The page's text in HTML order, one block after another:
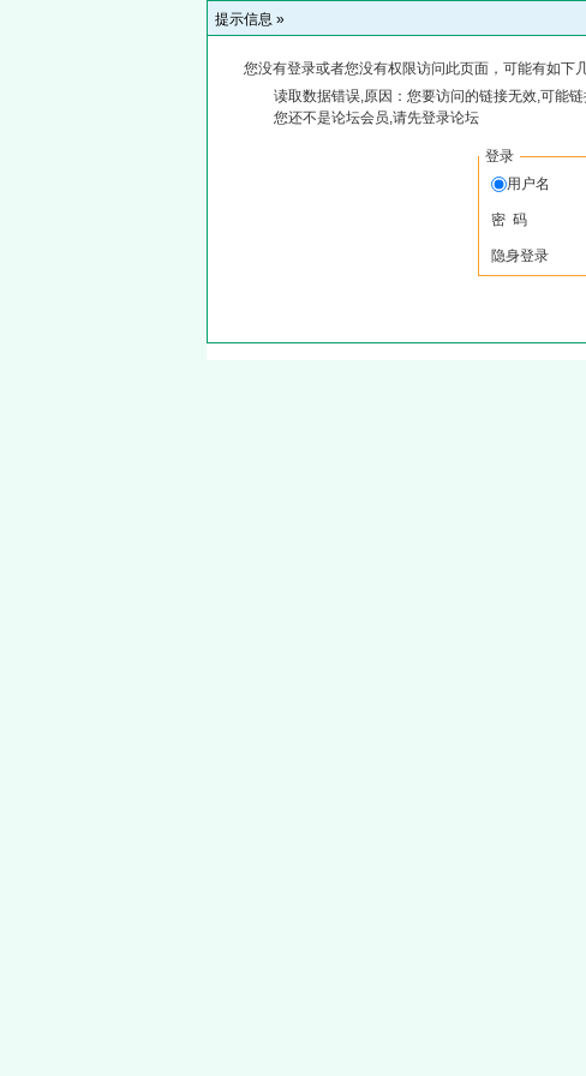
提示信息 »
您没有登录或者您没有权限访问此页面，可能有如下
读取数据错误,原因：您要访问的链接无效,可能
您还不是论坛会员,请先登录论坛
登录
用户名
密 码
隐身登录